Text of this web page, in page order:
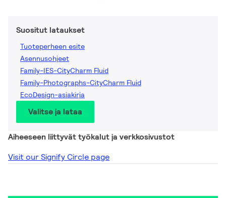
Suositut lataukset
Tuoteperheen esite
Asennusohjeet
Family-IES-CityCharm Fluid
Family-Photographs-CityCharm Fluid
EcoDesign-asiakirja
Valitse ja lataa
Aiheeseen liittyvät työkalut ja verkkosivustot
Visit our Signify Circle page